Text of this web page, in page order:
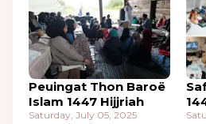
Peuingat Thon Baroë
Islam 1447 Hijjriah
Saturday, July 05, 2025